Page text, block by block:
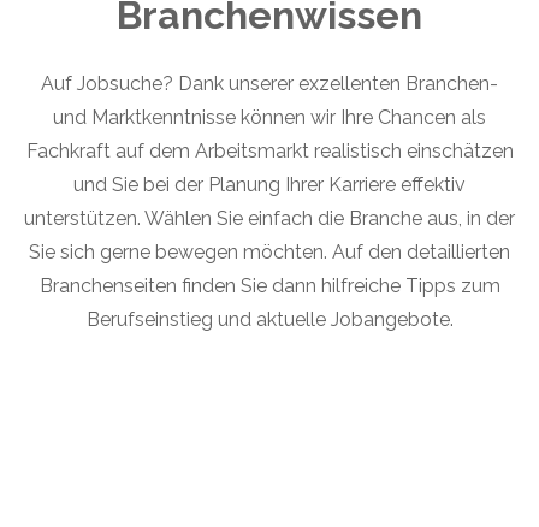
Branchenwissen
Auf Jobsuche? Dank unserer exzellenten Branchen-
und Marktkenntnisse können wir Ihre Chancen als
Fachkraft auf dem Arbeitsmarkt realistisch einschätzen
und Sie bei der Planung Ihrer Karriere effektiv
unterstützen. Wählen Sie einfach die Branche aus, in der
Sie sich gerne bewegen möchten. Auf den detaillierten
Branchenseiten finden Sie dann hilfreiche Tipps zum
Berufseinstieg und aktuelle Jobangebote.